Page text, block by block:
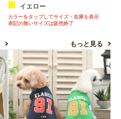
イエロー
カラーをタップしてサイズ・在庫を表示
表記の無いサイズは販売終了
もっと見る